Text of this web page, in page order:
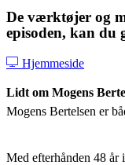
De værktøjer og
episoden, kan du
Hjemmeside
Lidt om Mogens
Mogens Bertelsen er
Med efterhånden 48